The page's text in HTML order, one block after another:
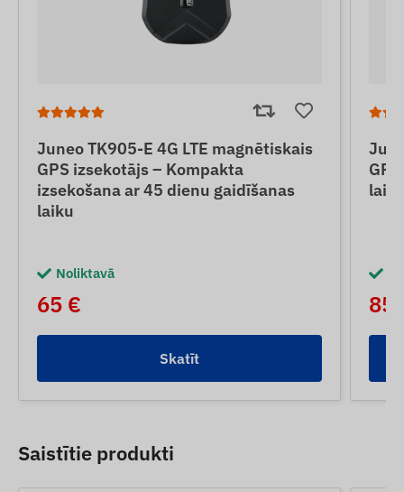
Juneo TK905-E 4G LTE magnētiskais
GPS izsekotājs – Kompakta
izsekošana ar 45 dienu gaidīšanas
laiku
Noliktavā
65 €
Skatīt
85
Saistītie produkti